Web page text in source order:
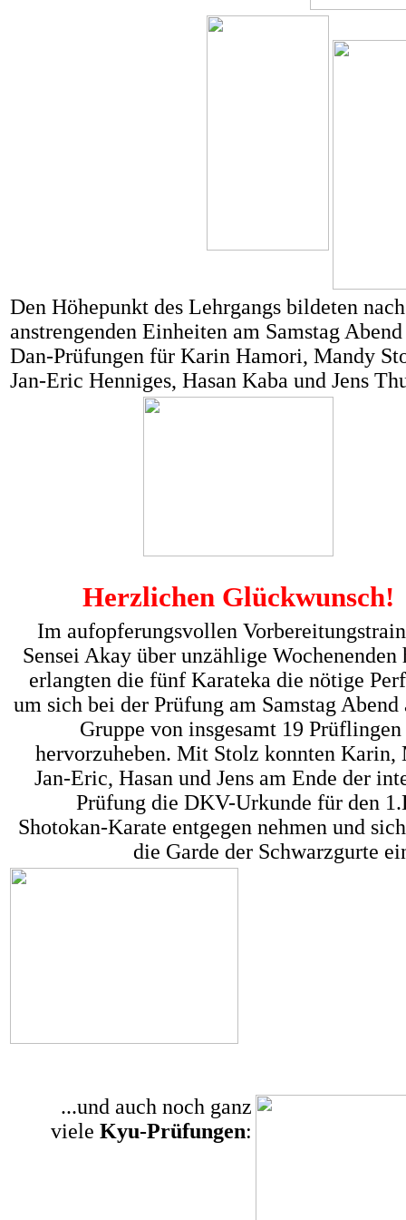
Den Höhepunkt des Lehrgangs bildeten
anstrengenden Einheiten am Samstag
Dan-Prüfungen für Karin Hamori, Mandy
Jan-Eric Henniges, Hasan Kaba und Jens
Herzlichen Glückwunsch!
Im aufopferungsvollen
Sensei Akay über unzählige Wochenenden
erlangten die fünf Karateka die nötige
um sich bei der Prüfung am Samstag Abend
Gruppe von insgesamt 19
hervorzuheben. Mit Stolz konnten Karin,
Jan-Eric, Hasan und Jens am Ende der
Prüfung die DKV-Urkunde für den
Shotokan-Karate entgegen nehmen und
die Garde der Schwarzgurte
...und auch noch ganz
viele Kyu-Prüfungen: